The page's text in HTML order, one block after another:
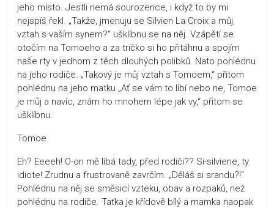
jeho místo. Jestli nemá sourozence, i když to by mi
nejspíš řekl. „Takže, jmenuju se Silvien La Croix a můj
vztah s vaším synem?“ ušklíbnu se na něj. Vzápětí se
otočím na Tomoeho a za tričko si ho přitáhnu a spojím
naše rty v jednom z těch dlouhých polibků. Nato pohlédnu
na jeho rodiče. „Takový je můj vztah s Tomoem,“ přitom
pohlédnu na jeho matku „Ať se vám to líbí nebo ne, Tomoe
je můj a navíc, znám ho mnohem lépe jak vy,“ přitom se
ušklíbnu.
Tomoe
Eh? Eeeeh! O-on mě líbá tady, před rodiči?? Si-silviene, ty
idiote! Zrudnu a frustrovaně zavrčím. „Děláš si srandu?!“
Pohlédnu na něj se směsicí vzteku, obav a rozpaků, než
pohlédnu na rodiče. Taťka je křídově bílý a mamka naopak